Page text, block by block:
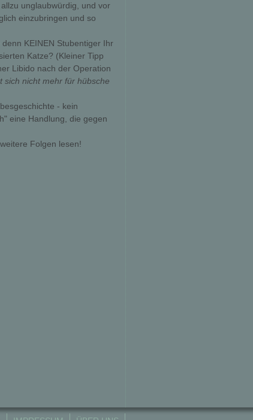
unglaubwürdig, und vor
einzubringen und so
KEINEN Stubentiger Ihr
Katze? (Kleiner Tipp
Libido nach der Operation
sich nicht mehr für hübsche
- kein
eine Handlung, die gegen
Folgen lesen!